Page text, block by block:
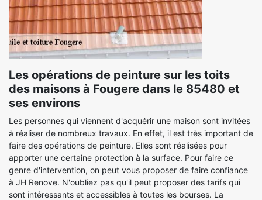
Les opérations de peinture sur les toits
des maisons à Fougere dans le 85480 et
ses environs
Les personnes qui viennent d'acquérir une maison sont invitées
à réaliser de nombreux travaux. En effet, il est très important de
faire des opérations de peinture. Elles sont réalisées pour
apporter une certaine protection à la surface. Pour faire ce
genre d'intervention, on peut vous proposer de faire confiance
à JH Renove. N'oubliez pas qu'il peut proposer des tarifs qui
sont intéressants et accessibles à toutes les bourses. La